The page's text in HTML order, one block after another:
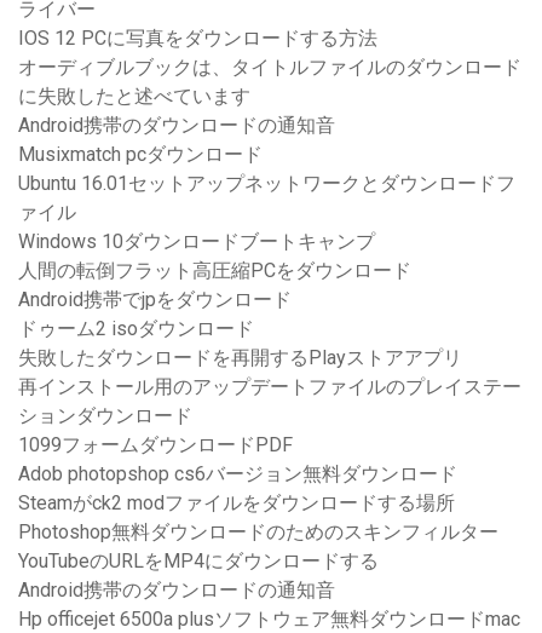
ライバー
IOS 12 PCに写真をダウンロードする方法
オーディブルブックは、タイトルファイルのダウンロード
に失敗したと述べています
Android携帯のダウンロードの通知音
Musixmatch pcダウンロード
Ubuntu 16.01セットアップネットワークとダウンロードフ
ァイル
Windows 10ダウンロードブートキャンプ
人間の転倒フラット高圧縮PCをダウンロード
Android携帯でjpをダウンロード
ドゥーム2 isoダウンロード
失敗したダウンロードを再開するPlayストアアプリ
再インストール用のアップデートファイルのプレイステー
ションダウンロード
1099フォームダウンロードPDF
Adob photopshop cs6バージョン無料ダウンロード
Steamがck2 modファイルをダウンロードする場所
Photoshop無料ダウンロードのためのスキンフィルター
YouTubeのURLをMP4にダウンロードする
Android携帯のダウンロードの通知音
Hp officejet 6500a plusソフトウェア無料ダウンロードmac